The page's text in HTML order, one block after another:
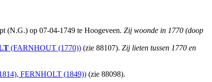
(N.G.) op 07-04-1749 te Hoogeveen. Zij woonde in 1770 (doop
(FARNHOUT (1770)) (zie 88107). Zij lieten tussen 1770 en
FERNHOLT (1849)) (zie 88098).